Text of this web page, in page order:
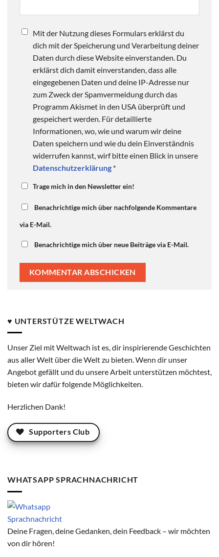
Mit der Nutzung dieses Formulars erklärst du
dich mit der Speicherung und Verarbeitung deiner
Daten durch diese Website einverstanden. Du
erklärst dich damit einverstanden, dass alle
eingegebenen Daten und deine IP-Adresse nur
zum Zweck der Spamvermeidung durch das
Programm Akismet in den USA überprüft und
gespeichert werden. Für detaillierte
Informationen, wo, wie und warum wir deine
Daten speichern und wie du dein Einverständnis
widerrufen kannst, wirf bitte einen Blick in unsere
Datenschutzerklärung *
Trage mich in den Newsletter ein!
Benachrichtige mich über nachfolgende Kommentare
via E-Mail.
Benachrichtige mich über neue Beiträge via E-Mail.
♥ UNTERSTÜTZE WELTWACH
Unser Ziel mit Weltwach ist es, dir inspirierende Geschichten
aus aller Welt über die Welt zu bieten. Wenn dir unser
Angebot gefällt und du unsere Arbeit unterstützen möchtest,
bieten wir dafür folgende Möglichkeiten.
Herzlichen Dank!
Supporters Club
WHATSAPP SPRACHNACHRICHT
Deine Fragen, deine Gedanken, dein Feedback – wir möchten
von dir hören!